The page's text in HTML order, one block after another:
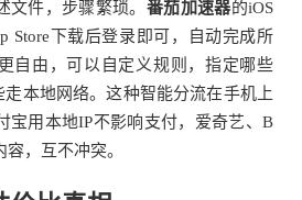
文件，步骤繁琐。 番茄加速器的iOS
Store下载后登录即可，自动完成所
自由，可以自定义规则，指定哪些
本地网络。这种智能分流在手机上
宝用本地IP不影响支付，爱奇艺、B
，互不冲突。